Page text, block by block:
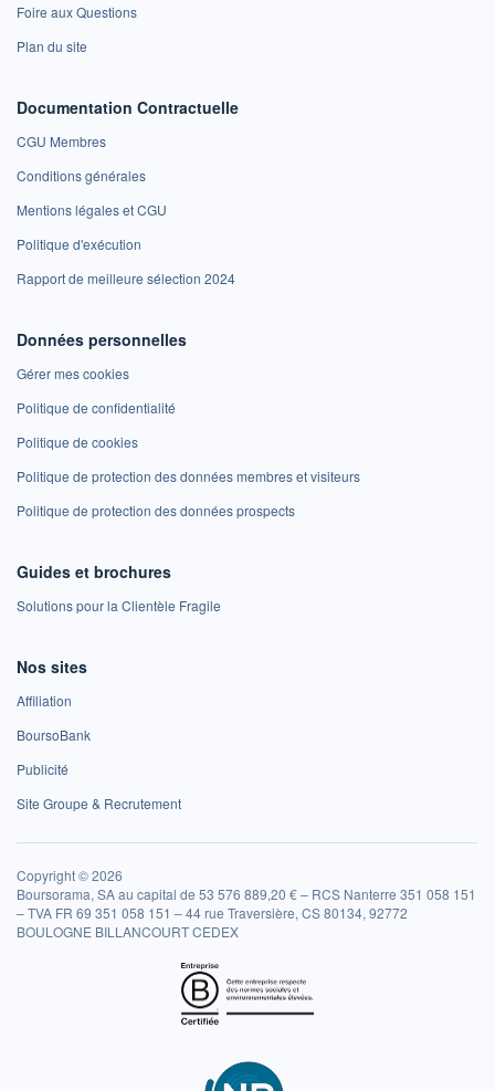
Foire aux Questions
Plan du site
Documentation Contractuelle
CGU Membres
Conditions générales
Mentions légales et CGU
Politique d'exécution
Rapport de meilleure sélection 2024
Données personnelles
Gérer mes cookies
Politique de confidentialité
Politique de cookies
Politique de protection des données membres et visiteurs
Politique de protection des données prospects
Guides et brochures
Solutions pour la Clientèle Fragile
Nos sites
Affiliation
BoursoBank
Publicité
Site Groupe & Recrutement
Copyright © 2026
Boursorama, SA au capital de 53 576 889,20 € – RCS Nanterre 351 058 151
– TVA FR 69 351 058 151 – 44 rue Traversière, CS 80134, 92772
BOULOGNE BILLANCOURT CEDEX